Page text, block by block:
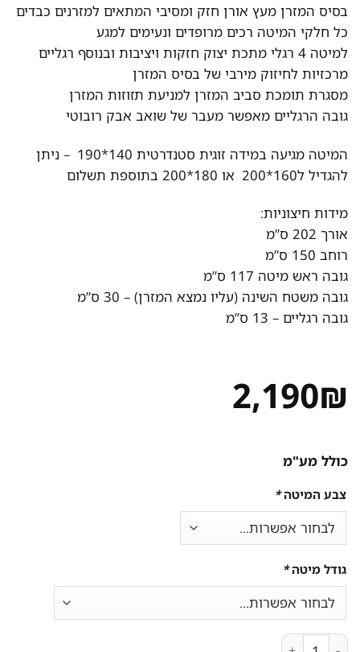
בסיס המזרן מעץ אורן חזק ומסיבי המתאים למזרנים כבדים
כל חלקי המיטה רכים מרופדים ונעימים למגע
למיטה 4 רגלי מתכת יצוק חזקות ויציבות ובנוסף רגליים
מרכזיות לחיזוק מירבי של בסיס המזרן
מסגרת תומכת סביב המזרן למניעת תזוזות המזרן
גובה הרגליים מאפשר מעבר של שואב אבק רובוטי
המיטה מגיעה במידה זוגית סטנדרטית 140*190 – ניתן
להגדיל ל160*200 או 180*200 בתוספת תשלום
מידות חיצוניות:
אורך 202 ס”מ
רוחב 150 ס”מ
גובה ראש מיטה 117 ס”מ
גובה משטח השינה (עליו נמצא המזרן) – 30 ס”מ
גובה רגליים – 13 ס”מ
2,190₪
כולל מע"מ
צבע המיטה*
גודל מיטה*
כמות של מיטה זוגית מפוארת מרופדת בד קטיפה דגם ונסה